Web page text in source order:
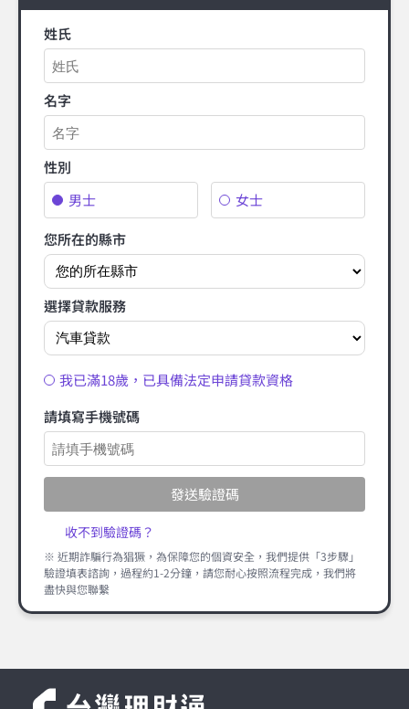
姓氏
名字
性別
男士
女士
您所在的縣市
選擇貸款服務
我已滿18歲，已具備法定申請貸款資格
請填寫手機號碼
發送驗證碼
收不到驗證碼？
※ 近期詐騙行為猖獗，為保障您的個資安全，我們提供「3步驟」
驗證填表諮詢，過程約1-2分鐘，請您耐心按照流程完成，我們將
盡快與您聯繫